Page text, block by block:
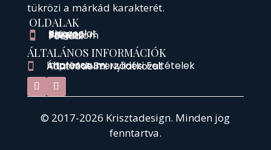
tükrözi a márkád karakterét.
OLDALAK
 Főoldal
 Portfólióm
 Színező
 Blog
 Kapcsolat
ÁLTALÁNOS INFORMÁCIÓK
 Adatvédelmi Nyilatkozat
 Általános Szerződési Feltételek
 Impresszum
© 2017-2026 Krisztadesign. Minden jog
fenntartva.